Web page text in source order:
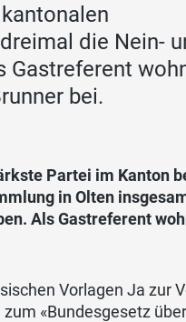
die Nein-
Gastreferent
bei.
Partei im Kanton
in Olten
Als Gastreferent
Vorlagen Ja zur
«Bundesgesetz